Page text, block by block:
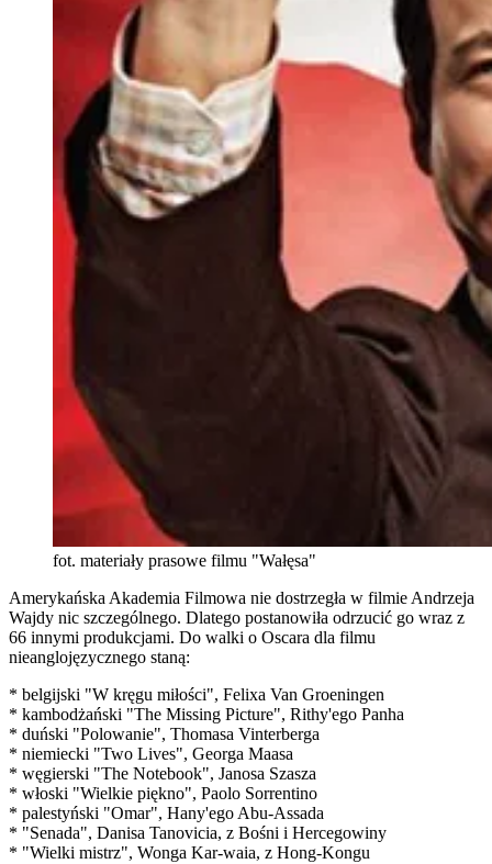
fot. materiały prasowe filmu "Wałęsa"
Amerykańska Akademia Filmowa nie dostrzegła w filmie Andrzeja
Wajdy nic szczególnego. Dlatego postanowiła odrzucić go wraz z
66 innymi produkcjami. Do walki o Oscara dla filmu
nieanglojęzycznego staną:
* belgijski "W kręgu miłości", Felixa Van Groeningen
* kambodżański "The Missing Picture", Rithy'ego Panha
* duński "Polowanie", Thomasa Vinterberga
* niemiecki "Two Lives", Georga Maasa
* węgierski "The Notebook", Janosa Szasza
* włoski "Wielkie piękno", Paolo Sorrentino
* palestyński "Omar", Hany'ego Abu-Assada
* "Senada", Danisa Tanovicia, z Bośni i Hercegowiny
* "Wielki mistrz", Wonga Kar-waia, z Hong-Kongu